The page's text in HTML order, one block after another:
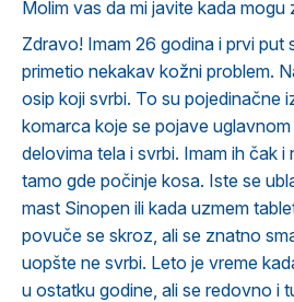
Molim vas da mi javite kada
Zdravo! Imam 26 godina i prvi put
primetio nekakav kožni problem.
osip koji svrbi. To su pojedinačne
komarca koje se pojave
delovima tela i svrbi. Imam ih čak i
tamo gde počinje kosa. Iste se
mast Sinopen ili kada uzmem
povuče se skroz, ali se znatno
uopšte ne svrbi. Leto je vreme
u ostatku godine, ali se redovno i